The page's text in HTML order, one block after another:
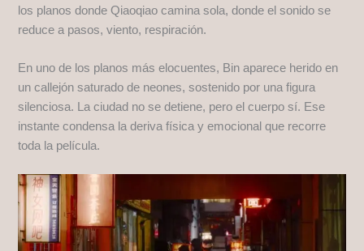
los planos donde Qiaoqiao camina sola, donde el sonido se
reduce a pasos, viento, respiración.
En uno de los planos más elocuentes, Bin aparece herido en
un callejón saturado de neones, sostenido por una figura
silenciosa. La ciudad no se detiene, pero el cuerpo sí. Ese
instante condensa la deriva física y emocional que recorre
toda la película.